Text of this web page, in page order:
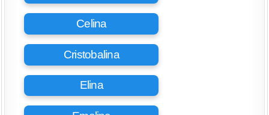
Celina
Cristobalina
Elina